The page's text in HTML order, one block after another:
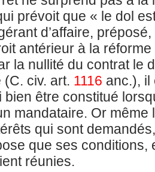
prévoit que « le dol
d’affaire,
antérieur à la
la nullité du contrat le
(C. civ. art. 1116 anc.), il
être constitué
mandataire. Or
qui sont
que ses conditions,
réunies.